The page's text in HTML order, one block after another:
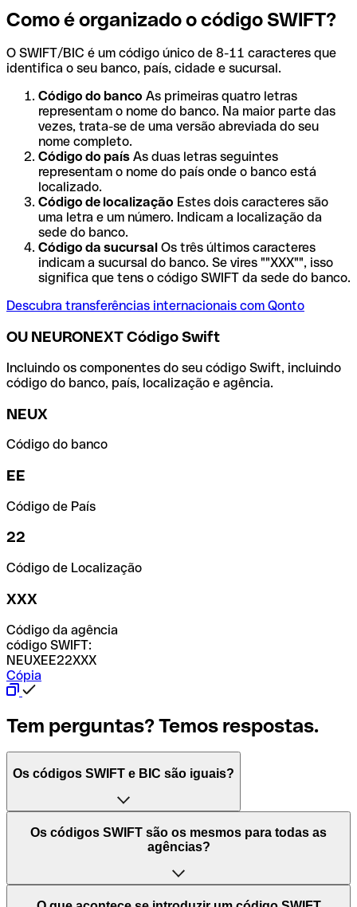
Como é organizado o código SWIFT?
O SWIFT/BIC é um código único de 8-11 caracteres que
identifica o seu banco, país, cidade e sucursal.
Código do banco As primeiras quatro letras
representam o nome do banco. Na maior parte das
vezes, trata-se de uma versão abreviada do seu
nome completo.
Código do país As duas letras seguintes
representam o nome do país onde o banco está
localizado.
Código de localização Estes dois caracteres são
uma letra e um número. Indicam a localização da
sede do banco.
Código da sucursal Os três últimos caracteres
indicam a sucursal do banco. Se vires ""XXX"", isso
significa que tens o código SWIFT da sede do banco.
Descubra transferências internacionais com Qonto
OU NEURONEXT Código Swift
Incluindo os componentes do seu código Swift, incluindo
código do banco, país, localização e agência.
NEUX
Código do banco
EE
Código de País
22
Código de Localização
XXX
Código da agência
código SWIFT:
NEUXEE22XXX
Cópia
Tem perguntas? Temos respostas.
Os códigos SWIFT e BIC são iguais?
O acrónimo SWIFT significa "Society for Worldwide
Interbank Financial Telecommunication (Sociedade para
Mundiais)". Trata-se de uma rede mundial onde se
processam pagamentos entre países. Por outro lado, BIC
Os códigos SWIFT são os mesmos para todas as
agências?